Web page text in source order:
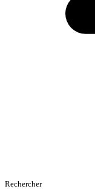
Rechercher